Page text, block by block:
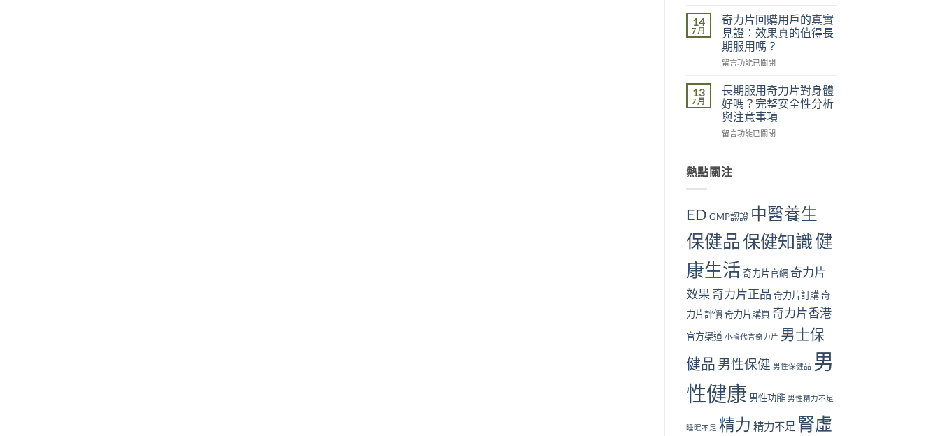
有
多
大？
醫
學
度
全
面
解
析〉
足
的
五
大
原
你
中
了
幾
個？〉
港
男
性
常
見
虛
症
狀
自
我
指
大
號
與
補
腎
方
法〉
中
14
7 月
奇力片回購用戶的真實
見證：效果真的值得長
期服用嗎？
在
力
片
回
購
用
真
效
真
的
值
得
長
期
服
嗎？〉
留言功能已關閉
13
7 月
長期服用奇力片對身體
好嗎？完整安全性分析
與注意事項
在
服
用
片
身
體
好
嗎？
完
整
安
性
析
與
注
意
事
項〉
中
留言功能已關閉
熱點關注
ED GMP認證 中醫養生
保健品保健知識健
康生活 奇力片官網 奇力片
效果 奇力片正品 奇力片訂購 奇
力片評價 奇力片購買 奇力片香港
官方渠道 小禎代言奇力片 男士保
健品 男性保健 男性保健品 男
性健康 男性功能 男性精力不足
睡眠不足 精力 精力不足 腎虛